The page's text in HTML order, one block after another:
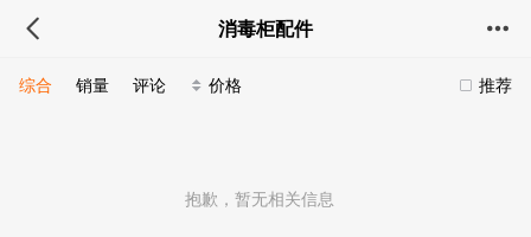
消毒柜配件
推荐
综合 销量 评论 价格
抱歉，暂无相关信息